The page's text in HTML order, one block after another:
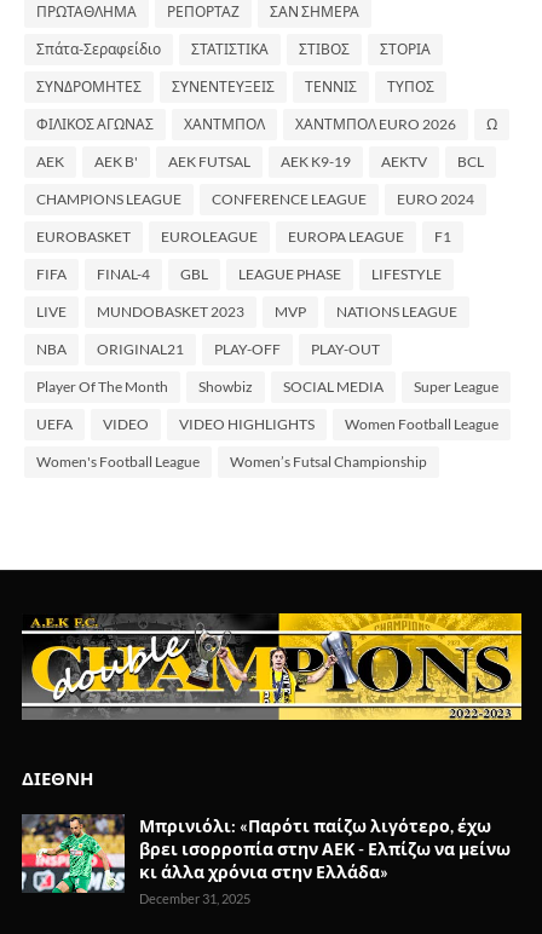
ΠΡΩΤΑΘΛΗΜΑ ΡΕΠΟΡΤΑΖ ΣΑΝ ΣΗΜΕΡΑ
Σπάτα-Σεραφείδιο ΣΤΑΤΙΣΤΙΚΑ ΣΤΙΒΟΣ ΣΤΟΡΙΑ
ΣΥΝΔΡΟΜΗΤΕΣ ΣΥΝΕΝΤΕΥΞΕΙΣ ΤΕΝΝΙΣ ΤΥΠΟΣ
ΦΙΛΙΚΟΣ ΑΓΩΝΑΣ ΧΑΝΤΜΠΟΛ ΧΑΝΤΜΠΟΛ EURO 2026 Ω
AEK AEK B' AEK FUTSAL AEK K9-19 AEKTV BCL
CHAMPIONS LEAGUE CONFERENCE LEAGUE EURO 2024
EUROBASKET EUROLEAGUE EUROPA LEAGUE F1
FIFA FINAL-4 GBL LEAGUE PHASE LIFESTYLE
LIVE MUNDOBASKET 2023 MVP NATIONS LEAGUE
NBA ORIGINAL21 PLAY-OFF PLAY-OUT
Player Of The Month Showbiz SOCIAL MEDIA Super League
UEFA VIDEO VIDEO HIGHLIGHTS Women Football League
Women's Football League Women’s Futsal Championship
ΔΙΕΘΝΗ
Μπρινιόλι: «Παρότι παίζω λιγότερο, έχω
βρει ισορροπία στην ΑΕΚ - Ελπίζω να μείνω
κι άλλα χρόνια στην Ελλάδα»
December 31, 2025